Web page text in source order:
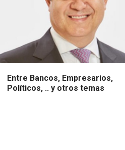
Entre Bancos, Empresarios,
Políticos, .. y otros temas